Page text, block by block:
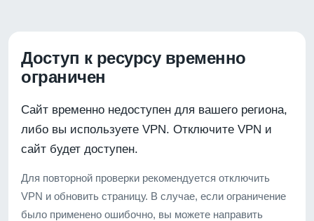
Доступ к ресурсу временно
ограничен
Сайт временно недоступен для вашего региона,
либо вы используете VPN. Отключите VPN и
сайт будет доступен.
Для повторной проверки рекомендуется отключить
VPN и обновить страницу. В случае, если ограничение
было применено ошибочно, вы можете направить